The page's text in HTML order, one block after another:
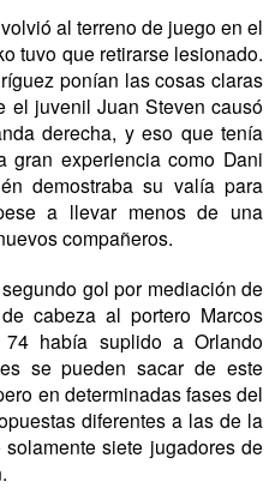
al terreno de juego en el
tuvo que retirarse lesionado.
ponían las cosas claras
el juvenil Juan Steven causó
derecha, y eso que tenía
gran experiencia como Dani
demostraba su valía para
a llevar menos de una
compañeros.
gol por mediación de
cabeza al portero Marcos
había suplido a Orlando
se pueden sacar de este
en determinadas fases del
diferentes a las de la
siete jugadores de